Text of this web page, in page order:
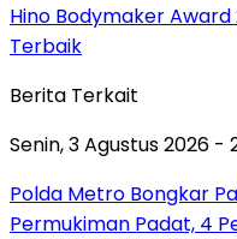
Hino Bodymaker
Terbaik
Berita Terkait
Senin, 3 Agustus 2026 -
Polda Metro Bongkar
Permukiman Padat, 4